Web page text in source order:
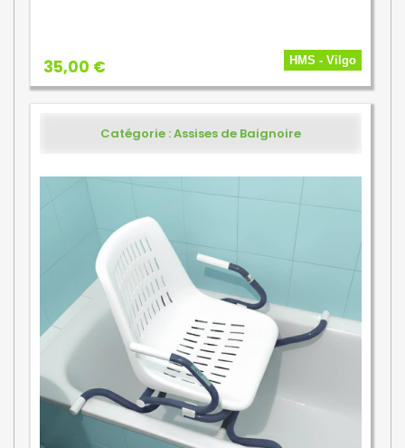
35,00 € HMS - Vilgo
Catégorie : Assises de Baignoire